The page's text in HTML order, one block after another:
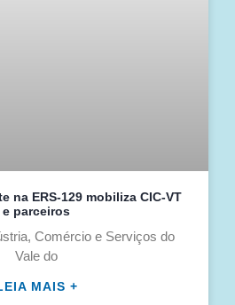
na ERS-129 mobiliza CIC-VT
e parceiros
Comércio e Serviços do
Vale do
MAIS +